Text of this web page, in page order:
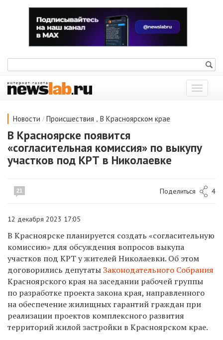
Показать
меню
Новости / Происшествия , В Красноярском крае
В Красноярске появится
«согласительная комиссия» по выкупу
участков под КРТ в Николаевке
21 Поделиться 4
12 декабря 2023 17:05
В Красноярске планируется создать «согласительную
комиссию» для обсуждения вопросов выкупа
участков под КРТ у жителей Николаевки. Об этом
договорились депутатыЗаконодательного Собрания
Красноярского края на заседании рабочей группы
по разработке проекта закона края, направленного
на обеспечение жилищных гарантий граждан при
реализации проектов комплексного развития
территорий жилой застройки в Красноярском крае.